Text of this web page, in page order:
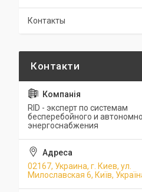
Контакты
RID - эксперт по системам
бесперебойного и
энергоснабжения
02167, Украина, г. Киев, ул.
Милославская 6, Київ,